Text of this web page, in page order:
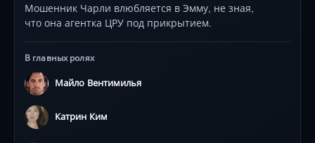
Мошенник Чарли влюбляется в Эмму, не зная,
что она агентка ЦРУ под прикрытием.
В главных ролях
Майло Вентимилья
Катрин Ким